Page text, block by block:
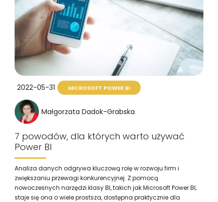
2022-05-31 MICROSOFT POWER BI
Małgorzata Dadok-Grabska
7 powodów, dla których warto używać
Power BI
Analiza danych odgrywa kluczową rolę w rozwoju firm i
zwiększaniu przewagi konkurencyjnej. Z pomocą
nowoczesnych narzędzi klasy BI, takich jak Microsoft Power BI,
staje się ona o wiele prostsza, dostępna praktycznie dla